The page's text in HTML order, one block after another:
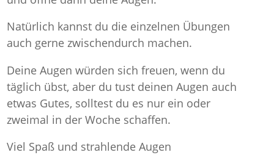
Natürlich kannst du die einzelnen Übungen
auch gerne zwischendurch machen.
Deine Augen würden sich freuen, wenn du
täglich übst, aber du tust deinen Augen auch
etwas Gutes, solltest du es nur ein oder
zweimal in der Woche schaffen.
Viel Spaß und strahlende Augen